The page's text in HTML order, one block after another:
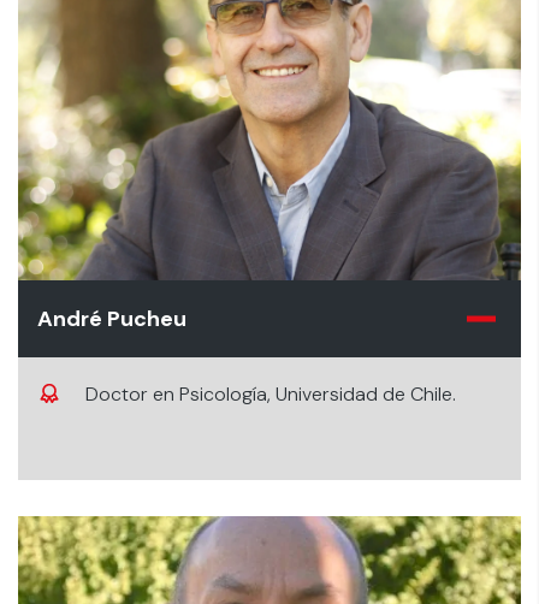
André Pucheu
Doctor en Psicología, Universidad de Chile.